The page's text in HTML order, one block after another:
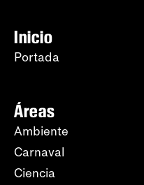
Inicio
Portada
Áreas
Ambiente
Carnaval
Ciencia